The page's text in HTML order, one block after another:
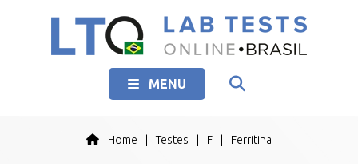
MENU
Home Testes F Ferritina